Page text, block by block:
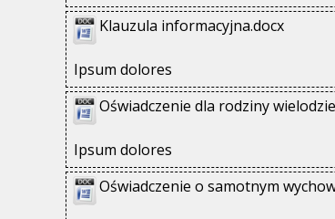
Klauzula informacyjna.docx
Ipsum dolores
Oświadczenie dla rodziny
Ipsum dolores
Oświadczenie o samotnym